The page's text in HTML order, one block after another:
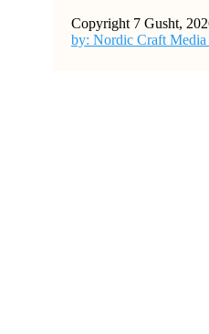
Copyright 7 Gusht,
by: Nordic Craft Media